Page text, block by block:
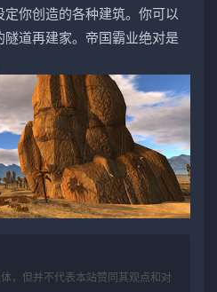
你创造的各种建筑。你可以
道再建家。帝国霸业绝对是
，但并不代表本站赞同其观点和对